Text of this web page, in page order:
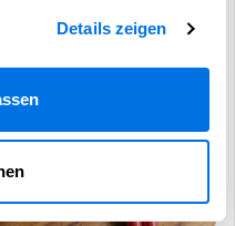
Details zeigen